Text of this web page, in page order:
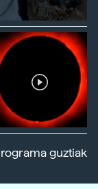
guztiak